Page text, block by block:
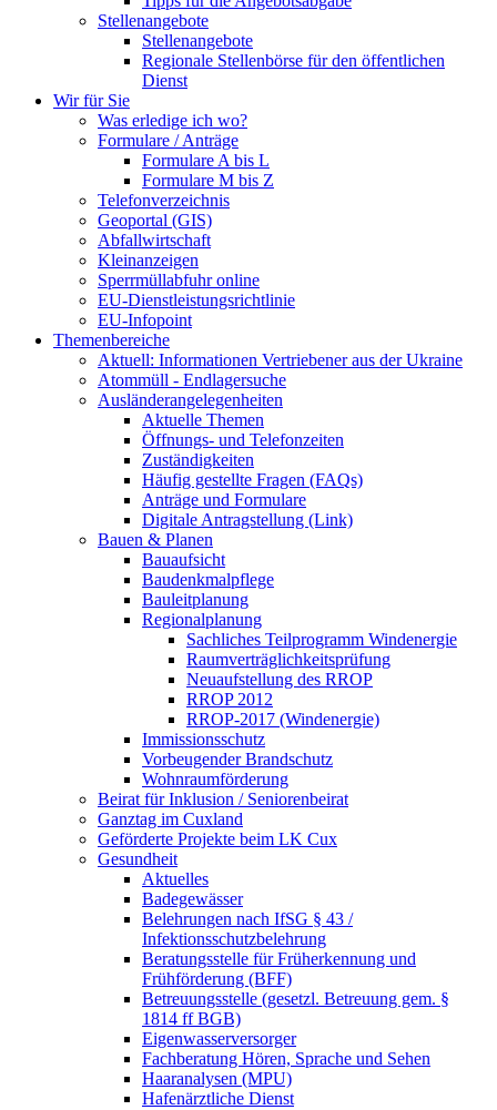
Stellenangebote
Stellenangebote
Regionale Stellenbörse für den öffentlichen
Dienst
Wir für Sie
Was erledige ich wo?
Formulare / Anträge
Formulare A bis L
Formulare M bis Z
Telefonverzeichnis
Geoportal (GIS)
Abfallwirtschaft
Kleinanzeigen
Sperrmüllabfuhr online
EU-Dienstleistungsrichtlinie
EU-Infopoint
Themenbereiche
Aktuell: Informationen Vertriebener aus der Ukraine
Atommüll - Endlagersuche
Ausländerangelegenheiten
Aktuelle Themen
Öffnungs- und Telefonzeiten
Zuständigkeiten
Häufig gestellte Fragen (FAQs)
Anträge und Formulare
Digitale Antragstellung (Link)
Bauen & Planen
Bauaufsicht
Baudenkmalpflege
Bauleitplanung
Regionalplanung
Sachliches Teilprogramm Windenergie
Raumverträglichkeitsprüfung
Neuaufstellung des RROP
RROP 2012
RROP-2017 (Windenergie)
Immissionsschutz
Vorbeugender Brandschutz
Wohnraumförderung
Beirat für Inklusion / Seniorenbeirat
Ganztag im Cuxland
Geförderte Projekte beim LK Cux
Gesundheit
Aktuelles
Badegewässer
Belehrungen nach IfSG § 43 /
Infektionsschutzbelehrung
Beratungsstelle für Früherkennung und
Frühförderung (BFF)
Betreuungsstelle (gesetzl. Betreuung gem. §
1814 ff BGB)
Eigenwasserversorger
Fachberatung Hören, Sprache und Sehen
Haaranalysen (MPU)
Hafenärztliche Dienst